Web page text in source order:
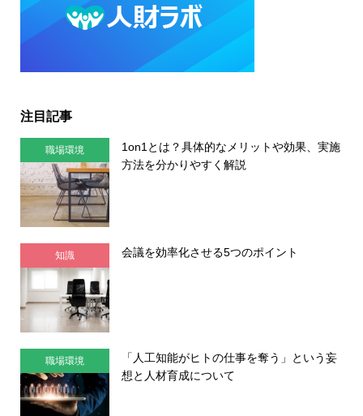
注目記事
職場環境
1on1とは？具体的なメリットや効果、実施
方法を分かりやすく解説
知識 会議を効率化させる5つのポイント
職場環境
「人工知能がヒトの仕事を奪う」という妄
想と人材育成について